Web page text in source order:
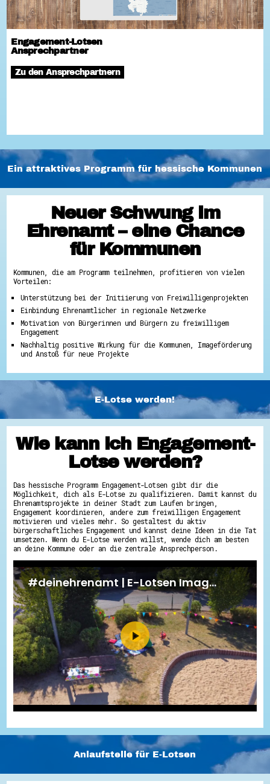
Engagement-Lotsen
Ansprechpartner
Zu den Ansprechpartnern
Ein attraktives Programm für hessische Kommunen
Neuer Schwung im
Ehrenamt – eine Chance
für Kommunen
Kommunen, die am Programm teilnehmen, profitieren von vielen
Vorteilen:
Unterstützung bei der Initiierung von Freiwilligenprojekten
Einbindung Ehrenamtlicher in regionale Netzwerke
Motivation von Bürgerinnen und Bürgern zu freiwilligem
Engagement
Nachhaltig positive Wirkung für die Kommunen, Imageförderung
und Anstoß für neue Projekte
E-Lotse werden!
Wie kann ich Engagement-
Lotse werden?
Das hessische Programm Engagement-Lotsen gibt dir die
Möglichkeit, dich als E-Lotse zu qualifizieren. Damit kannst du
Ehrenamtsprojekte in deiner Stadt zum Laufen bringen,
Engagement koordinieren, andere zum freiwilligen Engagement
motivieren und vieles mehr. So gestaltest du aktiv
bürgerschaftliches Engagement und kannst deine Ideen in die Tat
umsetzen. Wenn du E-Lotse werden willst, wende dich am besten
an deine Kommune oder an die zentrale Ansprechperson.
Anlaufstelle für E-Lotsen